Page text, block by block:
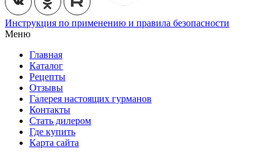
Инструкция по применению и правила безопасности
Меню
Главная
Каталог
Рецепты
Отзывы
Галерея настоящих гурманов
Контакты
Стать дилером
Где купить
Карта сайта